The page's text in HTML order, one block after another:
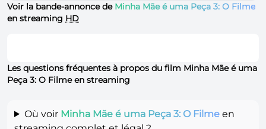
Voir la bande-annonce de Minha Mãe é uma Peça 3: O Filme
en streaming HD
Les questions fréquentes à propos du film Minha Mãe é uma
Peça 3: O Filme en streaming
Où voir Minha Mãe é uma Peça 3: O Filmeen